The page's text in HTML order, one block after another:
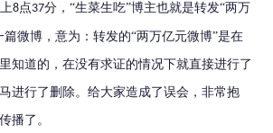
8点37分，“生菜生吃”博主也就是转发“两万
微博，意为：转发的“两万亿元微博”是在
知道的，在没有求证的情况下就直接进行了
进行了删除。给大家造成了误会，非常抱
播了。